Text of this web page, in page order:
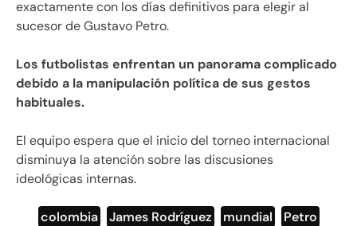
exactamente con los días definitivos para elegir al
sucesor de Gustavo Petro.
Los futbolistas enfrentan un panorama complicado
debido a la manipulación política de sus gestos
habituales.
El equipo espera que el inicio del torneo internacional
disminuya la atención sobre las discusiones
ideológicas internas.
colombia James Rodríguez mundial Petro